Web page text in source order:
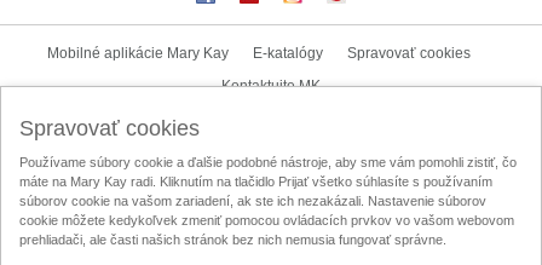
Mobilné aplikácie Mary Kay E-katalógy
Spravovať cookies
Kontaktujte MK
Mary Kay InTouch
Lokalizátor nezávislých kozmetických poradkýň
Oznamovací kanál
Licenčná zmluva na obsah vytvorený užívateľom
Spravovať cookies
Používame súbory cookie a ďalšie podobné nástroje, aby sme vám pomohli zistiť, čo
máte na Mary Kay radi. Kliknutím na tlačidlo Prijať všetko súhlasíte s používaním
súborov cookie na vašom zariadení, ak ste ich nezakázali. Nastavenie súborov
cookie môžete kedykoľvek zmeniť pomocou ovládacích prvkov vo vašom webovom
prehliadači, ale časti našich stránok bez nich nemusia fungovať správne.